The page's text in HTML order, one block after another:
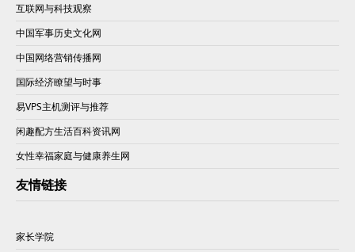
互联网与科技观察
中国军事历史文化网
中国网络营销传播网
国际经济瞭望与时事
易VPS主机测评与推荐
闲趣配方生活百科资讯网
女性幸福家庭与健康养生网
友情链接
家长学院